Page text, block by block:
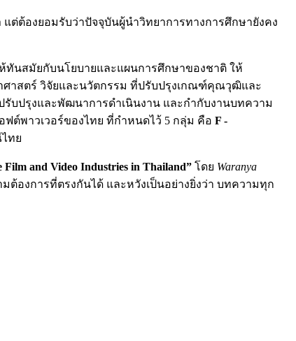
ต้องยอมรับว่าปัจจุบันผู้นำวิทยาการทางการศึกษายังคง
ทันสมัยกับนโยบายและแผนการศึกษาของชาติ ให้
าศาสตร์ วิจัยและนวัตกรรม ที่ปรับปรุงเกณฑ์คุณวุฒิและ
รับปรุงและพัฒนาการดำเนินงาน และกำกับงานบทความ
ต์พาวเวอร์ของไทย ที่กำหนดไว้ 5 กลุ่ม คือ F -
ทย
Film and Video Industries in Thailand” โดย Waranya
ต้องการที่ตรงกันได้ และหวังเป็นอย่างยิ่งว่า บทความทุก